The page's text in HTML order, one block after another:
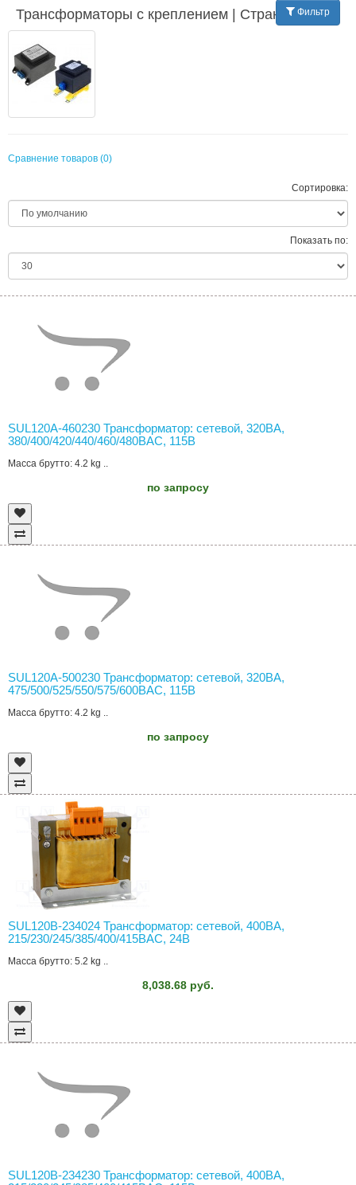
Фильтр
Трансформаторы с креплением | Страница: 9
Сравнение товаров (0)
Сортировка:
Показать по:
SUL120A-460230 Трансформатор: сетевой, 320ВА,
380/400/420/440/460/480ВAC, 115В
Масса брутто: 4.2 kg ..
по запросу
SUL120A-500230 Трансформатор: сетевой, 320ВА,
475/500/525/550/575/600ВAC, 115В
Масса брутто: 4.2 kg ..
по запросу
SUL120B-234024 Трансформатор: сетевой, 400ВА,
215/230/245/385/400/415ВAC, 24В
Масса брутто: 5.2 kg ..
8,038.68 руб.
SUL120B-234230 Трансформатор: сетевой, 400ВА,